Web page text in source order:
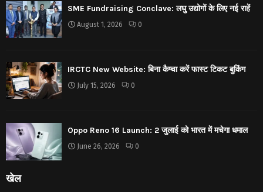
SME Fundraising Conclave: लघु उद्योगों के लिए नई राहें
August 1, 2026 0
IRCTC New Website: बिना कैप्चा करें फास्ट टिकट बुकिंग
July 15, 2026 0
Oppo Reno 16 Launch: 2 जुलाई को भारत में मचेगा धमाल
June 26, 2026 0
खेल